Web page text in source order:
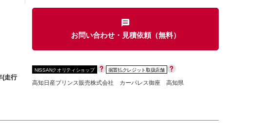
カセット CD
MD
ドモニター 盗難防止システム
キーレス
(走行
お問い合わせ・見積依頼（無料）
NISSANクオリティショップ 据置払クレジット取扱店舗
高知日産プリンス販売株式会社 カーパレス御座 高知県